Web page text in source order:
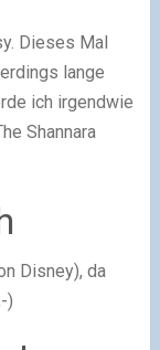
Dieses Mal
lange
ich irgendwie
Shannara
Disney), da
)